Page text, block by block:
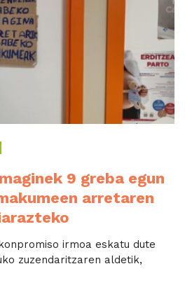
9 greba egun
arretaren
irmoa eskatu dute
zuzendaritzaren aldetik,